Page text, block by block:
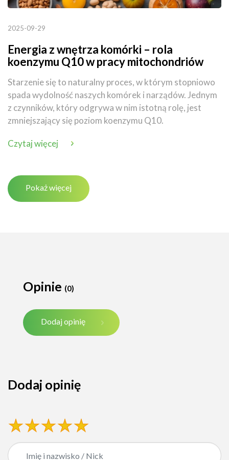
2025-09-29
Energia z wnętrza komórki – rola
koenzymu Q10 w pracy mitochondriów
Starzenie się to naturalny proces, w którym stopniowo
spada wydolność naszych komórek i narządów. Jednym
z czynników, który odgrywa w nim istotną rolę, jest
zmniejszający się poziom koenzymu Q10.
Czytaj więcej
Pokaż więcej
Opinie (0)
Dodaj opinię
Dodaj opinię